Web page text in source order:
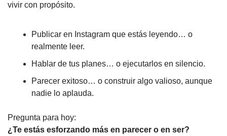
vivir con propósito.
Publicar en Instagram que estás leyendo… o
realmente leer.
Hablar de tus planes… o ejecutarlos en silencio.
Parecer exitoso… o construir algo valioso, aunque
nadie lo aplauda.
Pregunta para hoy:
¿Te estás esforzando más en parecer o en ser?